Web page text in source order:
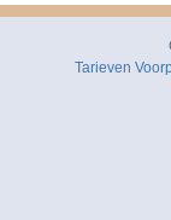
Tarieven